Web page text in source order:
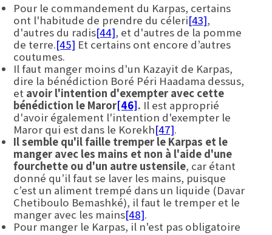
Pour le commandement du Karpas, certains
ont l'habitude de prendre du céleri[43],
d'autres du radis[44], et d'autres de la pomme
de terre.[45] Et certains ont encore d’autres
coutumes.
Il faut manger moins d'un Kazayit de Karpas,
dire la bénédiction Boré Péri Haadama dessus,
et avoir l'intention d'exempter avec cette
bénédiction le Maror[46]. Il est approprié
d'avoir également l'intention d'exempter le
Maror qui est dans le Korekh[47].
Il semble qu'il faille tremper le Karpas et le
manger avec les mains et non à l'aide d'une
fourchette ou d'un autre ustensile, car étant
donné qu’il faut se laver les mains, puisque
c’est un aliment trempé dans un liquide (Davar
Chetiboulo Bemashké), il faut le tremper et le
manger avec les mains[48].
Pour manger le Karpas, il n'est pas obligatoire